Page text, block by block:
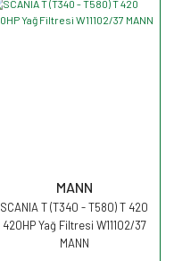
MANN
SCANIA T (T340 - T580) T 420
420HP Yağ Filtresi W11102/37
MANN